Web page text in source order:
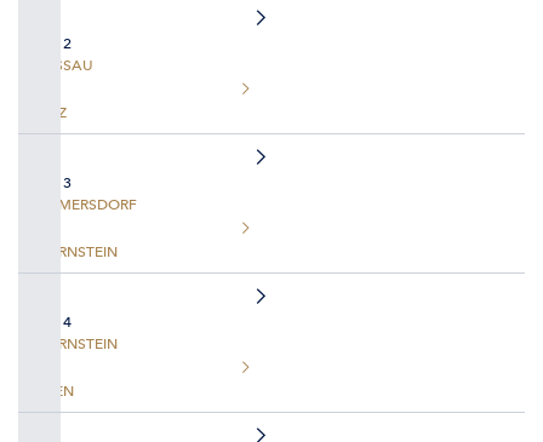
TAG 2
PASSAU
LINZ
TAG 3
EMMERSDORF
DÜRNSTEIN
TAG 4
DÜRNSTEIN
WIEN